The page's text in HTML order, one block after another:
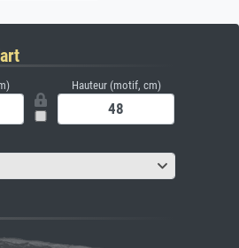
Hauteur (motif, cm)